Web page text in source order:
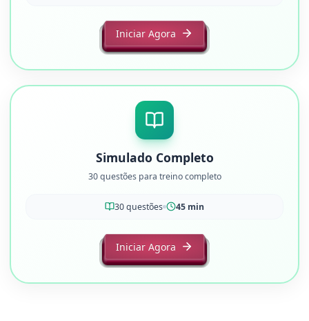
Iniciar Agora
Simulado Completo
30 questões para treino completo
30questões 45 min
Iniciar Agora